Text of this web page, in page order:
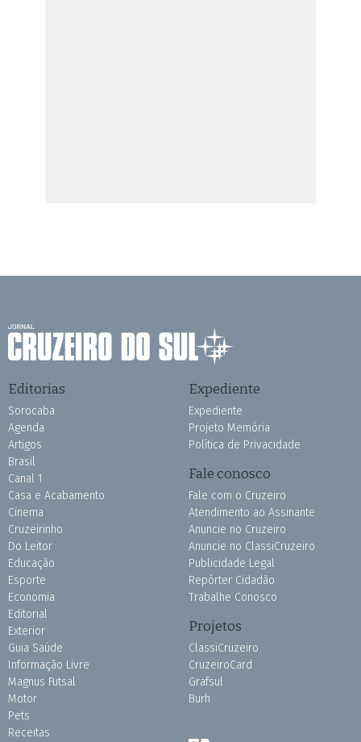
Editorias
Sorocaba
Agenda
Artigos
Brasil
Canal 1
Casa e Acabamento
Cinema
Cruzeirinho
Do Leitor
Educação
Esporte
Economia
Editorial
Exterior
Guia Saúde
Informação Livre
Magnus Futsal
Motor
Pets
Receitas
Expediente
Expediente
Projeto Memória
Política de Privacidade
Fale conosco
Fale com o Cruzeiro
Atendimento ao Assinante
Anuncie no Cruzeiro
Anuncie no ClassiCruzeiro
Publicidade Legal
Repórter Cidadão
Trabalhe Conosco
Projetos
ClassiCruzeiro
CruzeiroCard
Grafsul
Burh